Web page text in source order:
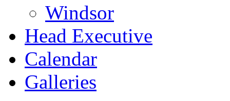
Windsor
Head Executive
Calendar
Galleries